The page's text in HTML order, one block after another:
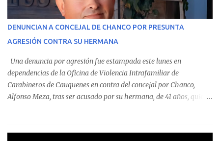
operaciones. Asimismo, se precisa que uno de los casos
corresponde a un funcionario de la Municipalidad de Chanco,
detectaron incumplimientos a la normativa vigente. El informe
precisa que la mayor cantidad de dinero apostado se registró en
Talca, donde...
DENUNCIAN A CONCEJAL DE CHANCO POR PRESUNTA
AGRESIÓN CONTRA SU HERMANA
Una denuncia por agresión fue estampada este lunes en
dependencias de la Oficina de Violencia Intrafamiliar de
Carabineros de Cauquenes en contra del concejal por Chanco,
Alfonso Meza, tras ser acusado por su hermana, de 41 años, quien
relató que los hechos ocurrieron cerca de las 11:30 horas en el